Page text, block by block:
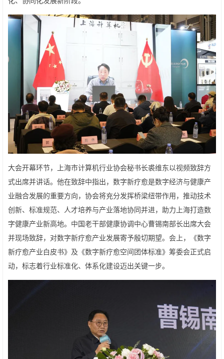
大会开幕环节，上海市计算机行业协会秘书长裘维东以视频致辞方
式出席并讲话。他在致辞中指出，数字新疗愈是数字经济与健康产
业融合发展的重要方向，协会将充分发挥桥梁纽带作用，推动技术
创新、标准规范、人才培养与产业落地协同并进，助力上海打造数
字健康产业新高地。中国老干部健康协调中心曹锡南部长出席大会
并现场致辞，对数字新疗愈产业发展寄予殷切期望。会上，《数字
新疗愈产业白皮书》及《数字新疗愈空间团体标准》筹委会正式启
动，标志着行业标准化、体系化建设迈出关键一步。